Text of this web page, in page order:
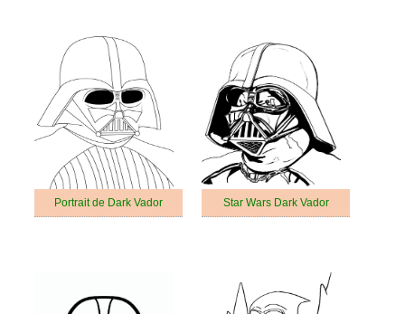
Portrait de Dark Vador Star Wars Dark Vador